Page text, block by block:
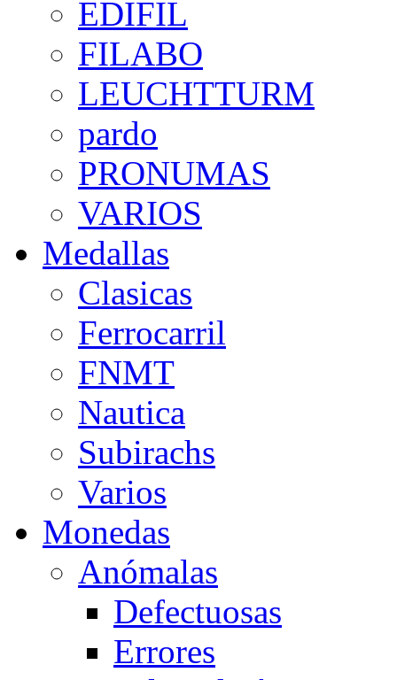
EDIFIL
FILABO
LEUCHTTURM
pardo
PRONUMAS
VARIOS
Medallas
Clasicas
Ferrocarril
FNMT
Nautica
Subirachs
Varios
Monedas
Anómalas
Defectuosas
Errores